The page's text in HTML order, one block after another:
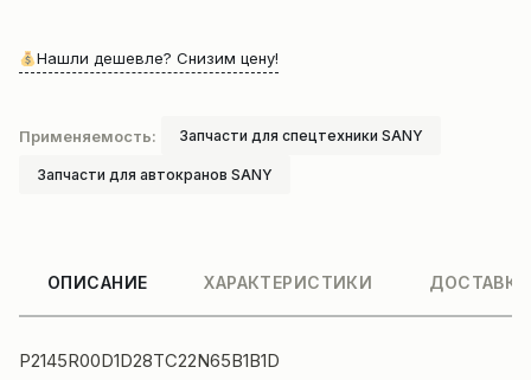
Нашли дешевле? Снизим цену!
Применяемость: Запчасти для спецтехники SANY
Запчасти для автокранов SANY
ОПИСАНИЕ ХАРАКТЕРИСТИКИ
P2145R00D1D28TC22N65B1B1D